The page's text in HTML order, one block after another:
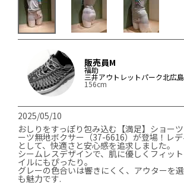
販売員M
福助
三井アウトレットパーク北広
156cm
2025/05/10
おしりをすっぽり包み込む【満足】ショー
ーツ無地ボクサー（37-6616）が登場！レ
として、快適さと安心感を追求しました。
シームレスデザインで、肌に優しくフィッ
イルにもぴったり。
グレーの色合いは響きにくく、アウターを
も魅力です.